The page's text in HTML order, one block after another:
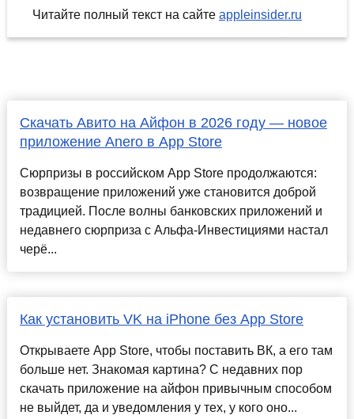
Читайте полный текст на сайте appleinsider.ru
Скачать Авито на Айфон в 2026 году — новое
приложение Anero в App Store
Сюрпризы в российском App Store продолжаются:
возвращение приложений уже становится доброй
традицией. После волны банковских приложений и
недавнего сюрприза с Альфа-Инвестициями настал
черё...
Как установить VK на iPhone без App Store
Открываете App Store, чтобы поставить ВК, а его там
больше нет. Знакомая картина? С недавних пор
скачать приложение на айфон привычным способом
не выйдет, да и уведомления у тех, у кого оно...